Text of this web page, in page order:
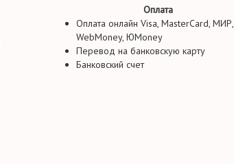
Оплата
Оплата онлайн Visa, MasterCard, МИР,
WebMoney, ЮMoney
Перевод на банковскую карту
Банковский счет